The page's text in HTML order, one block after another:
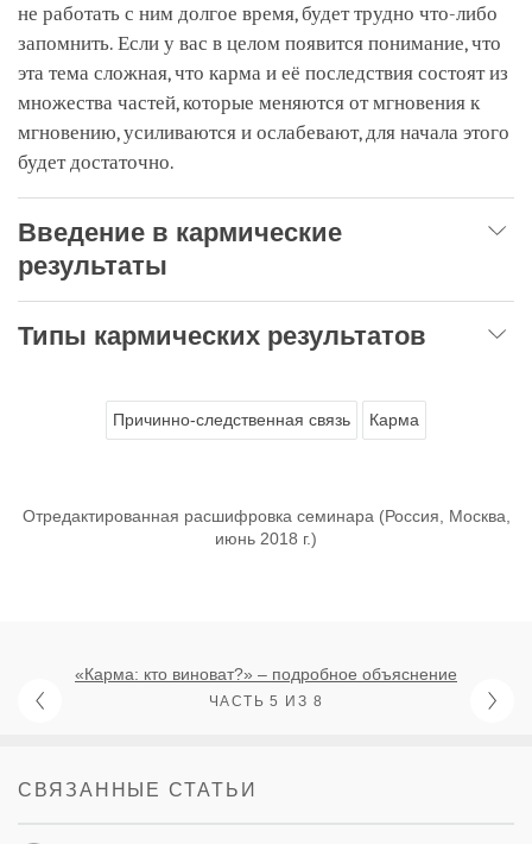
не работать с ним долгое время, будет трудно что-либо
запомнить. Если у вас в целом появится понимание, что
эта тема сложная, что карма и её последствия состоят из
множества частей, которые меняются от мгновения к
мгновению, усиливаются и ослабевают, для начала этого
будет достаточно.
Введение в кармические
результаты
Типы кармических результатов
Причинно-следственная связь Карма
Отредактированная расшифровка семинара (Россия, Москва,
июнь 2018 г.)
«Карма: кто виноват?» – подробное объяснение
ЧАСТЬ 5 ИЗ 8
СВЯЗАННЫЕ СТАТЬИ